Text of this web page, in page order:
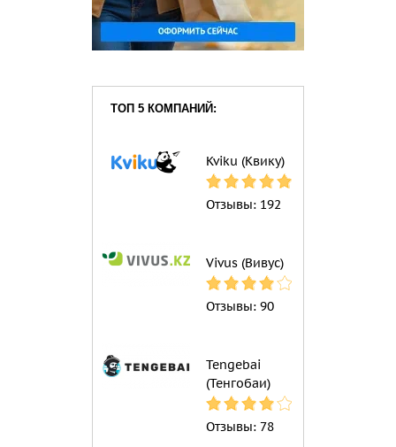
ТОП 5 КОМПАНИЙ:
Kviku (Квику)
Отзывы: 192
Vivus (Вивус)
Отзывы: 90
Tengebai
(Тенгобаи)
Отзывы: 78